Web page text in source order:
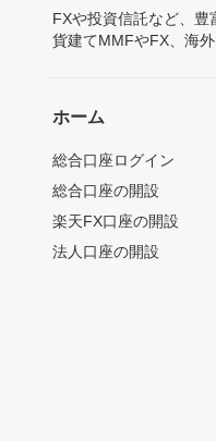
FXや投資信託など、
貨建てMMFやFX、海
ホーム
総合口座ログイン
総合口座の開設
楽天FX口座の開設
法人口座の開設